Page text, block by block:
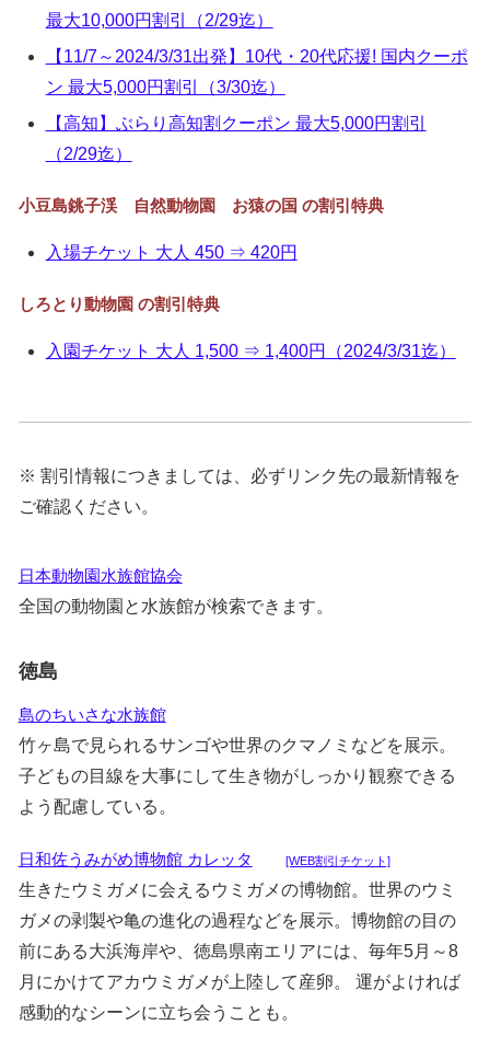
最大10,000円割引（2/29迄）
【11/7～2024/3/31出発】10代・20代応援! 国内クーポ
ン 最大5,000円割引（3/30迄）
【高知】ぶらり高知割クーポン 最大5,000円割引
（2/29迄）
小豆島銚子渓 自然動物園 お猿の国 の割引特典
入場チケット 大人 450 ⇒ 420円
しろとり動物園 の割引特典
入園チケット 大人 1,500 ⇒ 1,400円（2024/3/31迄）
※ 割引情報につきましては、必ずリンク先の最新情報を
ご確認ください。
日本動物園水族館協会
全国の動物園と水族館が検索できます。
徳島
島のちいさな水族館
竹ヶ島で見られるサンゴや世界のクマノミなどを展示。
子どもの目線を大事にして生き物がしっかり観察できる
よう配慮している。
日和佐うみがめ博物館 カレッタ [WEB割引チケット]
生きたウミガメに会えるウミガメの博物館。世界のウミ
ガメの剥製や亀の進化の過程などを展示。博物館の目の
前にある大浜海岸や、徳島県南エリアには、毎年5月～8
月にかけてアカウミガメが上陸して産卵。 運がよければ
感動的なシーンに立ち会うことも。